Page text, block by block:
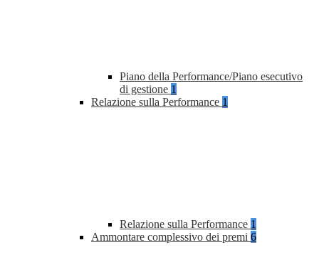
Piano della Performance/Piano esecutivo
di gestione 1
Relazione sulla Performance 1
Relazione sulla Performance 1
Ammontare complessivo dei premi 6